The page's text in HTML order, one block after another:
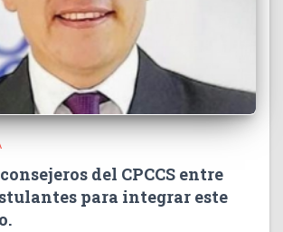
del CPCCS entre
para integrar este